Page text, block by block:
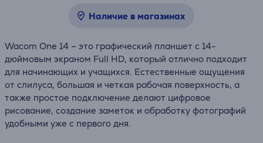
Наличие в магазинах
Wacom One 14 – это графический планшет с 14-
дюймовым экраном Full HD, который отлично подходит
для начинающих и учащихся. Естественные ощущения
от слилуса, большая и четкая рабочая поверхность, а
также простое подключение делают цифровое
рисование, создание заметок и обработку фотографий
удобными уже с первого дня.